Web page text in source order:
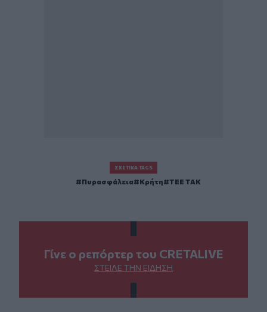
ΣΧΕΤΙΚΆ TAGS
Πυρασφάλεια Κρήτη ΤΕΕ ΤΑΚ
Γίνε ο ρεπόρτερ του CRETALIVE
ΣΤΕΊΛΕ ΤΗΝ ΕΊΔΗΣΗ